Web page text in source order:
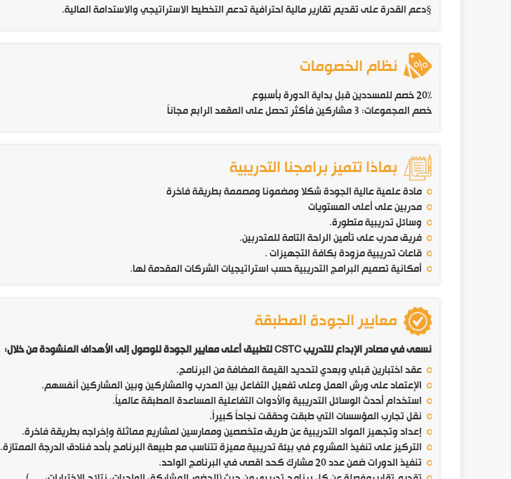
§دعم القدرة على تقديم تقارير مالية احترافية تدعم التخطيط الاستراتيجي والاستدامة المالية.
نظام الخصومات
20% خصم للمسددين قبل بداية الدورة بأسبوع
خصم المجموعات: 3 مشاركين فأكثر تحصل على المقعد الرابع مجاناً
بماذا تتميز برامجنا التدريبية
مادة علمية عالية الجودة شكلا ومضمونا ومصممة بطريقة فاخرة
مدربين على أعلى المستويات
وسائل تدريبية متطورة.
فريق مدرب على تأمين الراحة التامة للمتدربين.
قاعات تدريبية مزودة بكافة التجهيزات .
أمكانية تصميم البرامج التدريبية حسب استراتيجيات الشركات المقدمة لها.
معايير الجودة المطبقة
نسعى في مصادر الإبداع للتدريب CSTC لتطبيق أعلى معايير الجودة للوصول إلى الأهداف المنشودة من خلال:
عقد اختبارين قبلي وبعدي لتحديد القيمة المضافة من البرنامج.
الإعتماد على ورش العمل وعلى تفعيل التفاعل بين المدرب والمشاركين وبين المشاركين أنفسهم.
استخدام أحدث الوسائل التدريبية والأدوات التفاعلية المساعدة المطبقة عالمياً.
نقل تجارب المؤسسات التي طبقت وحققت نجاحاً كبيراً.
إعداد وتجهيز المواد التدريبية عن طريق متخصصين وممارسين لمشاريع مماثلة وإخراجه بطريقة فاخرة.
التركيز على تنفيذ المشروع في بيئة تدريبية مميزة تتناسب مع طبيعة البرنامج بأحد فنادق الدرجة الممتازة.
تنفيذ الدورات ضمن عدد 20 مشارك كحد اقصى في البرنامج الواحد.